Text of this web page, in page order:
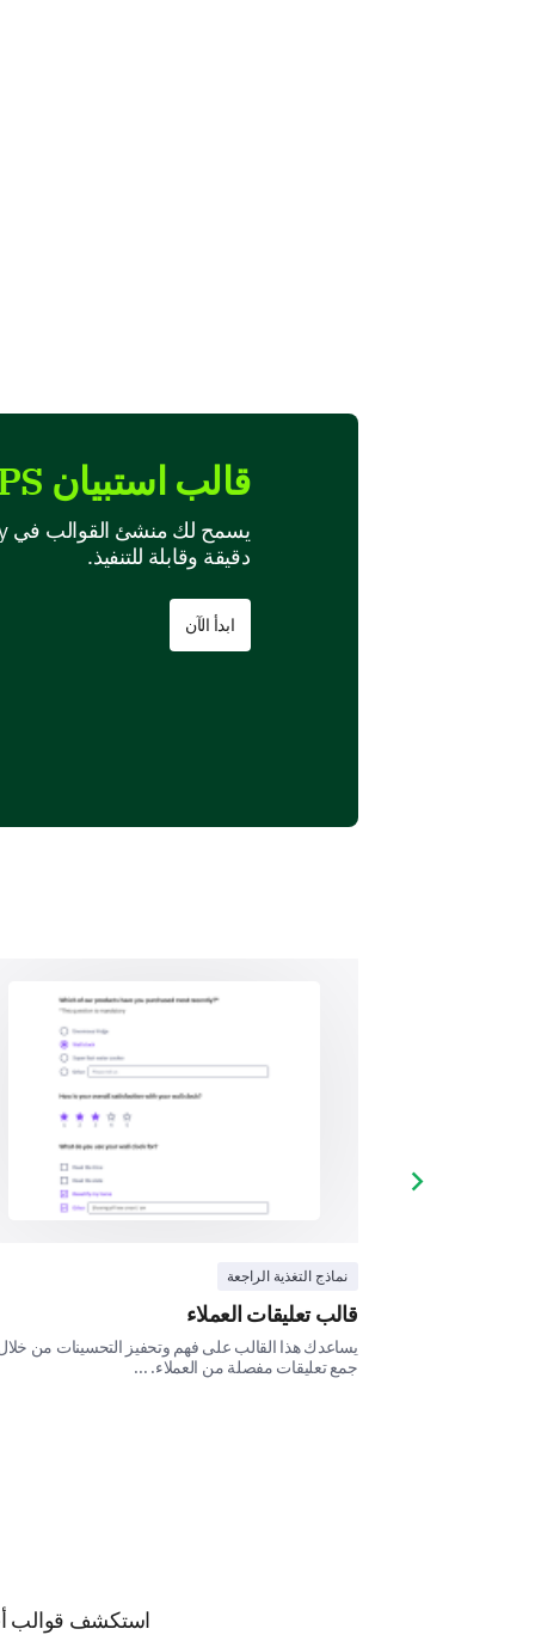
قالب استبيان NPS المحرر
دقيقة وقابلة للتنفيذ.
ابدأ الآن
نماذج التغذية الراجعة
قالب تعليقات العملاء
يساعدك هذا القالب على فهم وتحفيز التحسينات من
جمع تعليقات مفصلة من العملاء. ...
Next slide
استكشف قوالب